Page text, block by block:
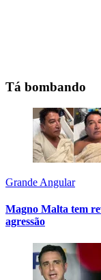
Tá bombando
Grande Angular
Magno Malta tem
agressão